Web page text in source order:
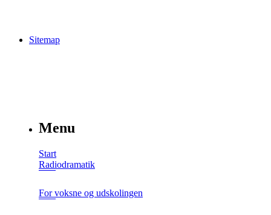
Sitemap
Menu
Start
Radiodramatik
For voksne og udskolingen